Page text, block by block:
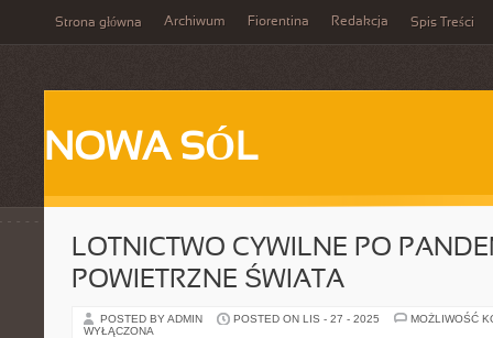
Strona główna Archiwum Fiorentina Redakcja Spis Treści
NOWA SÓL
LOTNICTWO CYWILNE PO
POWIETRZNE ŚWIATA
POSTED BY ADMIN POSTED ON LIS - 27 - 2025
MOŻLIWOŚĆ
WYŁĄCZONA